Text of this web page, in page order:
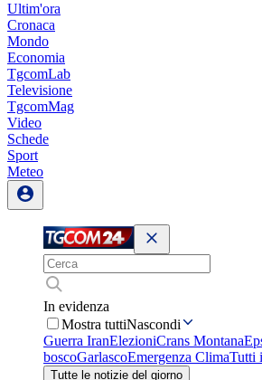
Ultim'ora
Cronaca
Mondo
Economia
TgcomLab
Televisione
TgcomMag
Video
Schede
Sport
Meteo
In evidenza
Mostra tuttiNascondi
Guerra IranElezioniCrans Montana
boscoGarlascoEmergenza ClimaTutti
Tutte le notizie del giorno